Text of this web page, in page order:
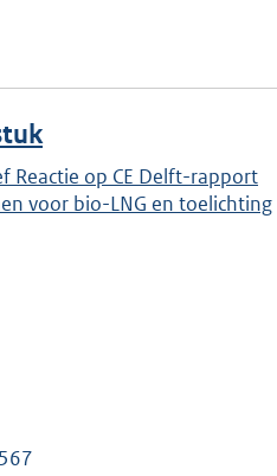
Reactie op CE Delft-rapport
voor bio-LNG en toelichting